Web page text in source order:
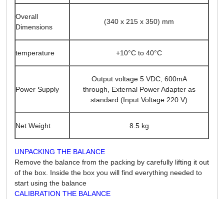
Overall
Dimensions
(340 x 215 x 350) mm
temperature +10°C to 40°C
Power Supply
Output voltage 5 VDC, 600mA
through, External Power Adapter as
standard (Input Voltage 220 V)
Net Weight 8.5 kg
UNPACKING THE BALANCE
Remove the balance from the packing by carefully lifting it out
of the box. Inside the box you will find everything needed to
start using the balance
CALIBRATION THE BALANCE